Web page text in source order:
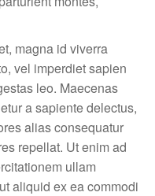
magna id viverra
vel imperdiet sapien
leo. Maecenas
a sapiente delectus,
alias consequatur
repellat. Ut enim ad
ullam
aliquid ex ea commodi